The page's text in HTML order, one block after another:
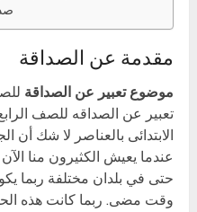
مقدمة عن الصداقة
موضوع تعبير عن الصداقة
تعبير عن الصداقه للصف
الابتدائى بالعناصر لا شك أن
عندما يعيش الكثيرون منا
حتى في بلدان مختلفة ربما
وقت مضى. ربما كانت هذه